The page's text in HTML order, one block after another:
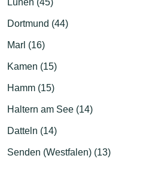
Dortmund (44)
Marl (16)
Kamen (15)
Hamm (15)
Haltern am See (14)
Datteln (14)
Senden (Westfalen) (13)